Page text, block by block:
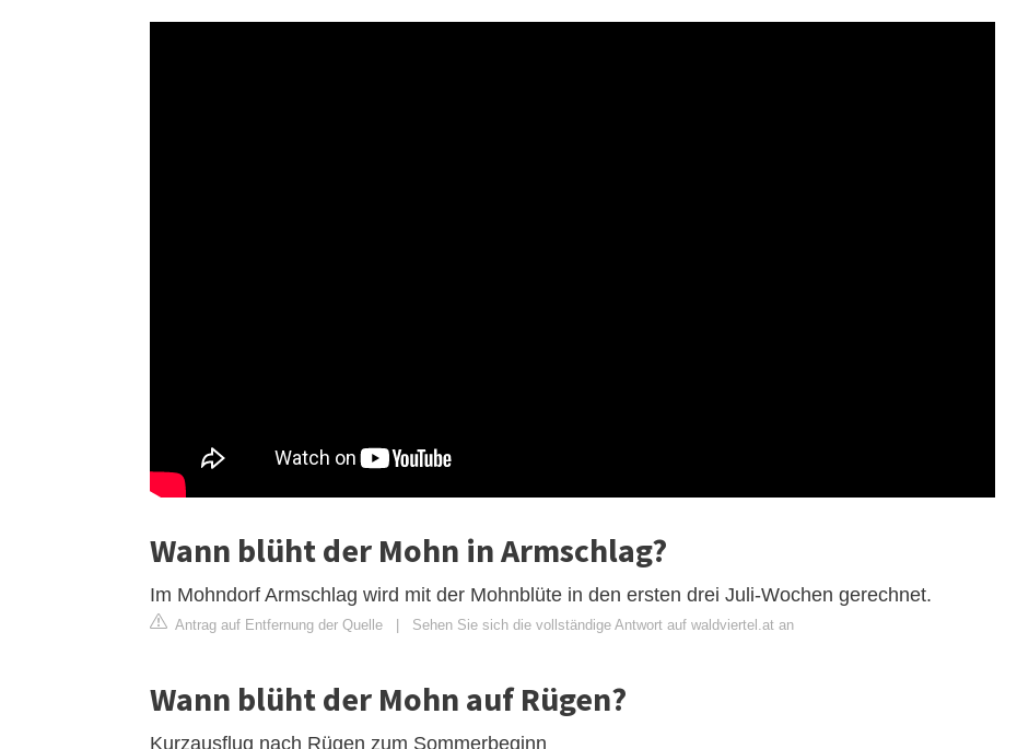
Wann blüht der Mohn in Armschlag?
Im Mohndorf Armschlag wird mit der Mohnblüte in den ersten drei Juli-Wochen gerechnet.
Antrag auf Entfernung der Quelle | Sehen Sie sich die vollständige Antwort auf waldviertel.at an
Wann blüht der Mohn auf Rügen?
Kurzausflug nach Rügen zum Sommerbeginn